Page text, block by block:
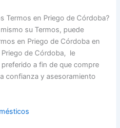
Termos en Priego de Córdoba?
su Termos, puede
en Priego de Córdoba en
de Córdoba, le
a fin de que compre
confianza y asesoramiento